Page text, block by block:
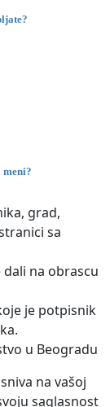
meni?
grad,
sa
na obrascu
je potpisnik
u Beogradu
na vašoj
saglasnost